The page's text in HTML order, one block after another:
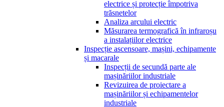
electrice și protecție împotriva
trăsnetelor
Analiza arcului electric
Măsurarea termografică în infraroșu
a instalațiilor electrice
Inspecție ascensoare, mașini, echipamente
și macarale
Inspecții de secundă parte ale
mașinăriilor industriale
Revizuirea de proiectare a
mașinăriilor și echipamentelor
industriale